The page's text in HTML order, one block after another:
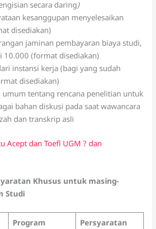
secara daring)
kesanggupan menyelesaikan
disediakan)
jaminan pembayaran biaya studi,
10.000 (format disediakan)
instansi kerja (bagi yang sudah
disediakan)
umum tentang rencana penelitian untuk
bahan diskusi pada saat wawancara
dan transkrip asli
Acept dan Toefl UGM ? dan
Khusus untuk masing-
Studi
Program
Persyaratan